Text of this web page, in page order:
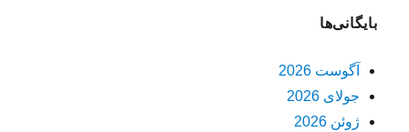
بایگانی‌ها
آگوست 2026
جولای 2026
ژوئن 2026